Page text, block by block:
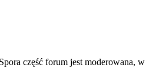
część forum jest moderowana,